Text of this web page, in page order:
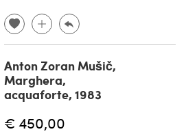
Anton Zoran Mušič,
Marghera,
acquaforte, 1983
€ 450,00